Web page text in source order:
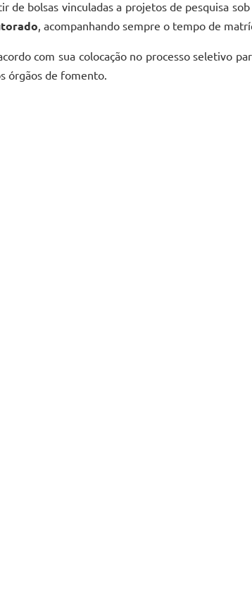
de bolsas vinculadas a projetos de pesquisa
, acompanhando sempre o tempo de
com sua colocação no processo seletivo
órgãos de fomento.